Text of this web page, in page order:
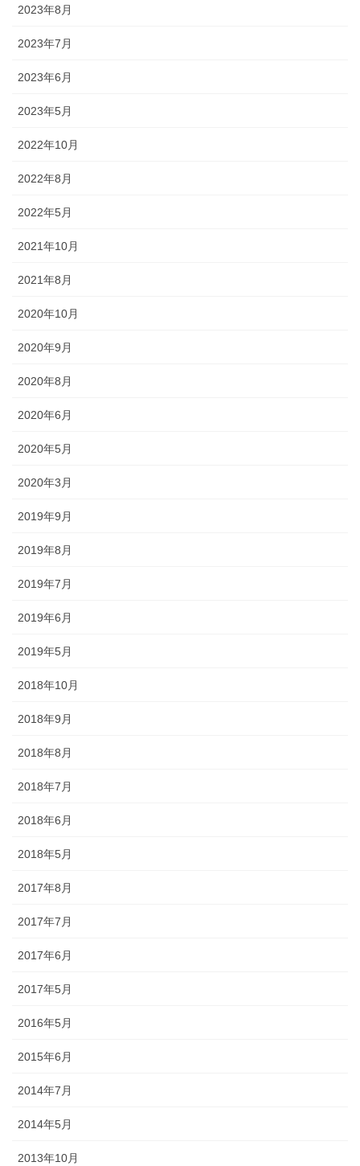
2023年8月
2023年7月
2023年6月
2023年5月
2022年10月
2022年8月
2022年5月
2021年10月
2021年8月
2020年10月
2020年9月
2020年8月
2020年6月
2020年5月
2020年3月
2019年9月
2019年8月
2019年7月
2019年6月
2019年5月
2018年10月
2018年9月
2018年8月
2018年7月
2018年6月
2018年5月
2017年8月
2017年7月
2017年6月
2017年5月
2016年5月
2015年6月
2014年7月
2014年5月
2013年10月
《小松・加賀エリア》 小松「安宅まつり」、小松「おっしょべま
まつり」、「山代大田楽」
◆城下町・小松や大聖寺藩の影響を色濃く残す町衆文化の祭りが伝
の威勢のいい温泉地での伝統ある祭事が多く行われます。
森佐では、石川県はもとより、それぞれの地域のお祭りにあわせた半天・法被やお祭
り用品を数多く取り扱っております。お祭りの事はお気軽にご相談下さい。
イテム】
オリジナル半纏・法被
獅子舞
幕・のれん
ちょうちん